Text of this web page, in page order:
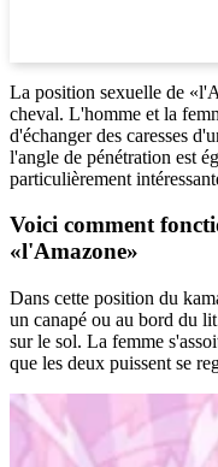
La position sexuelle de
cheval. L'homme et la
d'échanger des caresses
l'angle de pénétration est
particulièrement
Voici comment
«l'Amazone»
Dans cette position du
un canapé ou au bord du
sur le sol. La femme
que les deux puissent se